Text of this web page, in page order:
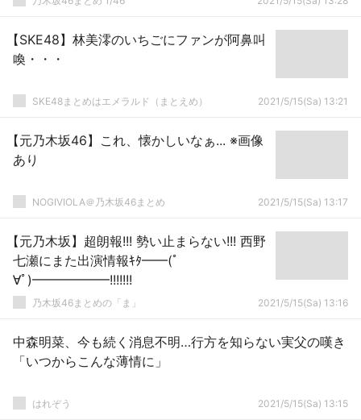
【SKE48】林美澪のいちごにファンが阿鼻叫
喚・・・
SKE48まとめはエメラルド（まとえめ） 2021/5/15(Sa) 13:21
【元乃木坂46】これ、懐かしいなぁ... ※画像
あり
NOGIVIOLA＠乃木坂46まとめ 2021/5/15(Sa) 13:17
【元乃木坂】超朗報!!! 勢い止まらない!!! 西野
七瀬にまた出演情報ｷﾀ━━(ﾟ
∀ﾟ)━━━━━━!!!!!!!
乃木坂46まとめの「ま」 2021/5/15(Sa) 13:16
中森明菜、今も続く消息不明…行方を知らない実父の嘆き
「いつからこんな薄情に」
はれぞう 2021/5/15(Sa) 13:15